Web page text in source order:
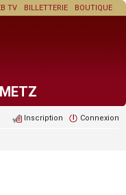
BOUTIQUE
BILLETTERIE
TV
Connexion
Inscription